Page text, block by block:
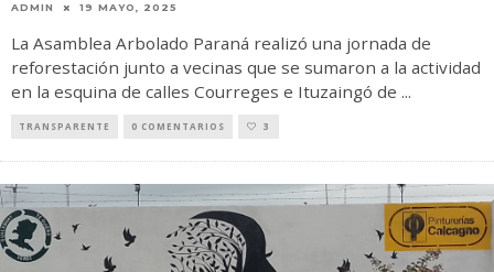
ADMIN 19 MAYO, 2025
La Asamblea Arbolado Paraná realizó una jornada de
reforestación junto a vecinas que se sumaron a la actividad
en la esquina de calles Courreges e Ituzaingó de ...
TRANSPARENTE 0 COMENTARIOS 3